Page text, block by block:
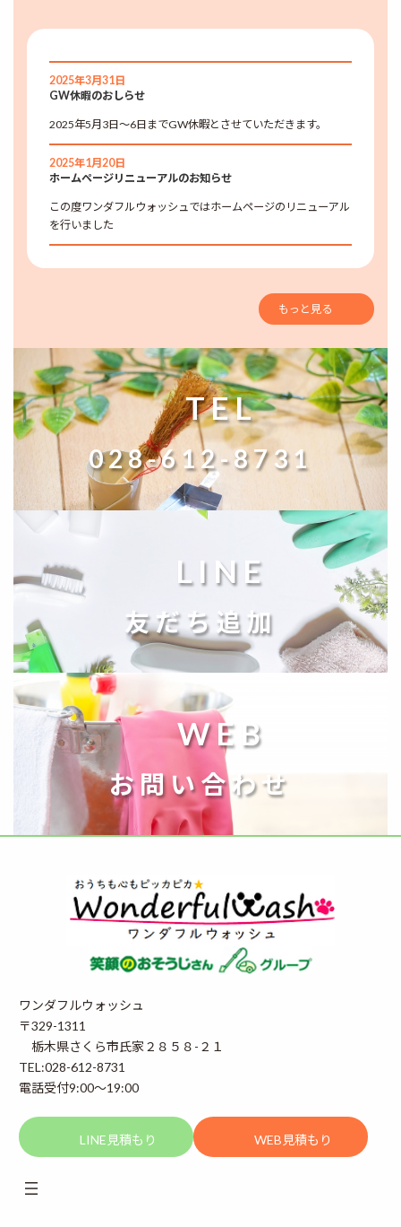
2025年3月31日
GW休暇のおしらせ
2025年5月3日～6日までGW休暇とさせていただきます。
2025年1月20日
ホームページリニューアルのお知らせ
この度ワンダフルウォッシュではホームページのリニューアル
を行いました
もっと見る
TEL
028-612-8731
LINE
友だち追加
WEB
お問い合わせ
ワンダフルウォッシュ
〒329-1311
栃木県さくら市氏家２８５８-２１
TEL:028-612-8731
電話受付9:00～19:00
LINE見積もり WEB見積もり